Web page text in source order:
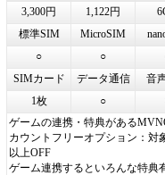
3,300円 1,122円
標準SIM
MicroSIM
○
○
SIMカード
データ通信 音
1枚
○
ゲームの連携・特典がある
カウントフリーオプション：対
以上OFF
ゲーム連携するといろんな特典